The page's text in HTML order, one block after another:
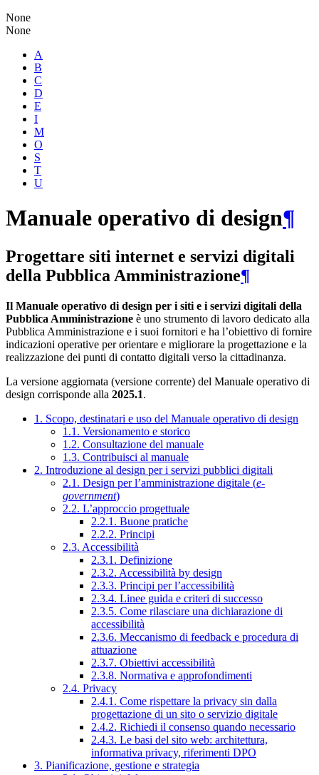
None
None
A
B
C
D
E
I
M
O
S
T
U
Manuale operativo di design¶
Progettare siti internet e servizi digitali
della Pubblica Amministrazione¶
Il Manuale operativo di design per i siti e i servizi digitali della
Pubblica Amministrazione è uno strumento di lavoro dedicato alla
Pubblica Amministrazione e i suoi fornitori e ha l’obiettivo di fornire
indicazioni operative per orientare e migliorare la progettazione e la
realizzazione dei punti di contatto digitali verso la cittadinanza.
La versione aggiornata (versione corrente) del Manuale operativo di
design corrisponde alla 2025.1.
1. Scopo, destinatari e uso del Manuale operativo di design
1.1. Versionamento e storico
1.2. Consultazione del manuale
1.3. Contribuisci al manuale
2. Introduzione al design per i servizi pubblici digitali
2.1. Design per l’amministrazione digitale (e-
government)
2.2. L’approccio progettuale
2.2.1. Buone pratiche
2.2.2. Principi
2.3. Accessibilità
2.3.1. Definizione
2.3.2. Accessibilità by design
2.3.3. Principi per l’accessibilità
2.3.4. Linee guida e criteri di successo
2.3.5. Come rilasciare una dichiarazione di
accessibilità
2.3.6. Meccanismo di feedback e procedura di
attuazione
2.3.7. Obiettivi accessibilità
2.3.8. Normativa e approfondimenti
2.4. Privacy
2.4.1. Come rispettare la privacy sin dalla
progettazione di un sito o servizio digitale
2.4.2. Richiedi il consenso quando necessario
2.4.3. Le basi del sito web: architettura,
informativa privacy, riferimenti DPO
3. Pianificazione, gestione e strategia